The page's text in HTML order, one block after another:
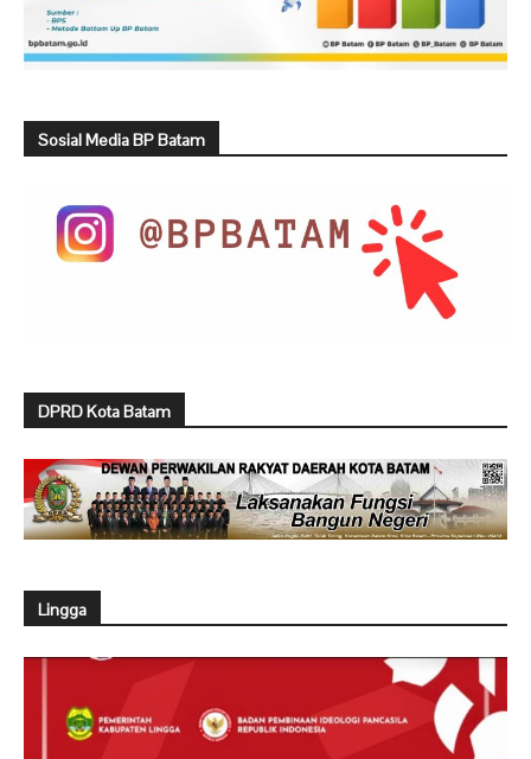
Sosial Media BP Batam
DPRD Kota Batam
Lingga